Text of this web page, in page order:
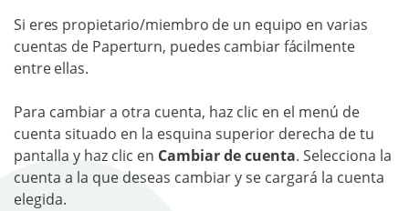
Si eres propietario/miembro de un equipo en varias
cuentas de Paperturn, puedes cambiar fácilmente
entre ellas.
Para cambiar a otra cuenta, haz clic en el menú de
cuenta situado en la esquina superior derecha de tu
pantalla y haz clic en Cambiar de cuenta. Selecciona la
cuenta a la que deseas cambiar y se cargará la cuenta
elegida.